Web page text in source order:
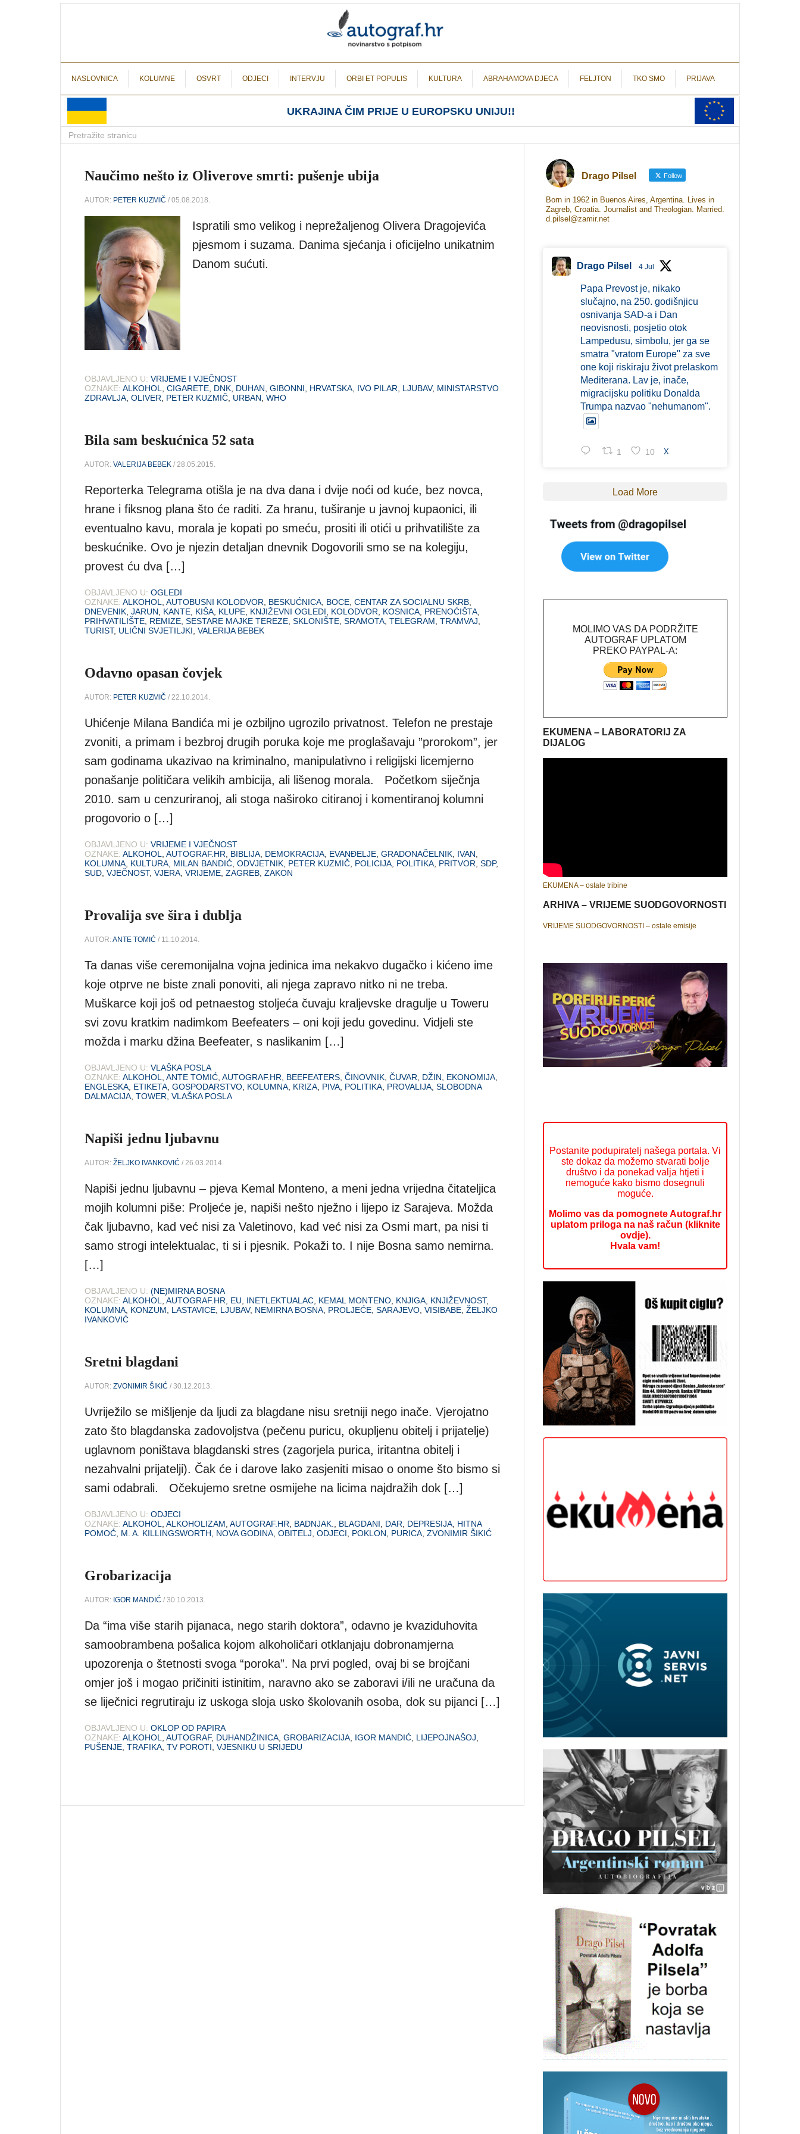
NASLOVNICA KOLUMNE OSVRT ODJECI INTERVJU ORBI ET POPULIS KULTURA ABRAHAMOVA DJECA FELJTON TKO SMO PRIJAVA
UKRAJINA ČIM PRIJE U EUROPSKU UNIJU!!
Naučimo nešto iz Oliverove smrti: pušenje ubija
AUTOR: PETER KUZMIČ / 05.08.2018.
Ispratili smo velikog i neprežaljenog Olivera Dragojevića
pjesmom i suzama. Danima sjećanja i oficijelno unikatnim
Danom sućuti.
OBJAVLJENO U: VRIJEME I VJEČNOST
OZNAKE: ALKOHOL, CIGARETE, DNK, DUHAN, GIBONNI, HRVATSKA, IVO PILAR, LJUBAV, MINISTARSTVO
ZDRAVLJA, OLIVER, PETER KUZMIČ, URBAN, WHO
Bila sam beskućnica 52 sata
AUTOR: VALERIJA BEBEK / 28.05.2015.
Reporterka Telegrama otišla je na dva dana i dvije noći od kuće, bez novca,
hrane i fiksnog plana što će raditi. Za hranu, tuširanje u javnoj kupaonici, ili
eventualno kavu, morala je kopati po smeću, prositi ili otići u prihvatilište za
beskućnike. Ovo je njezin detaljan dnevnik Dogovorili smo se na kolegiju,
provest ću dva […]
OBJAVLJENO U: OGLEDI
OZNAKE: ALKOHOL, AUTOBUSNI KOLODVOR, BESKUĆNICA, BOCE, CENTAR ZA SOCIALNU SKRB,
DNEVENIK, JARUN, KANTE, KIŠA, KLUPE, KNJIŽEVNI OGLEDI, KOLODVOR, KOSNICA, PRENOĆIŠTA,
PRIHVATILIŠTE, REMIZE, SESTARE MAJKE TEREZE, SKLONIŠTE, SRAMOTA, TELEGRAM, TRAMVAJ,
TURIST, ULIČNI SVJETILJKI, VALERIJA BEBEK
Odavno opasan čovjek
AUTOR: PETER KUZMIČ / 22.10.2014.
Uhićenje Milana Bandića mi je ozbiljno ugrozilo privatnost. Telefon ne prestaje
zvoniti, a primam i bezbroj drugih poruka koje me proglašavaju ”prorokom”, jer
sam godinama ukazivao na kriminalno, manipulativno i religijski licemjerno
ponašanje političara velikih ambicija, ali lišenog morala. Početkom siječnja
2010. sam u cenzuriranoj, ali stoga naširoko citiranoj i komentiranoj kolumni
progovorio o […]
OBJAVLJENO U: VRIJEME I VJEČNOST
OZNAKE: ALKOHOL AUTOGRAF.HR BIBLIJA DEMOKRACIJA EVANĐELJE GRADONAČELNIK IVAN
KOLUMNA KULTURA MILAN BANDIĆ ODVJETNIK PETER KUZMIČ POLICIJA POLITIKA PRITVOR SDP,
SUD VJEČNOST, VJERA VRIJEME ZAGREB ZAKON
Provalija sve šira i dublja
AUTOR:ANTE TOMIĆ / 11.10.2014.
Ta danas više ceremonijalna vojna jedinica ima nekakvo dugačko i kićeno ime
koje otprve ne biste znali ponoviti, ali njega zapravo nitko ni ne treba.
Muškarce koji još od petnaestog stoljeća čuvaju kraljevske dragulje u Toweru
svi zovu kratkim nadimkom Beefeaters – oni koji jedu govedinu. Vidjeli ste
možda i marku džina Beefeater, s naslikanim […]
OBJAVLJENO U: VLAŠKA POSLA
OZNAKE: ALKOHOL ANTE TOMIĆ AUTOGRAF.HR BEEFEATERS ČINOVNIK ČUVAR DŽIN EKONOMIJA
ENGLESKA ETIKETA GOSPODARSTVO KOLUMNA KRIZA PIVA POLITIKA PROVALIJA SLOBODNA
DALMACIJA TOWER VLAŠKA POSLA
Napiši jednu ljubavnu
AUTOR: ŽELJKO IVANKOVIĆ / 26.03.2014.
Napiši jednu ljubavnu – pjeva Kemal Monteno, a meni jedna vrijedna čitateljica
mojih kolumni piše: Proljeće je, napiši nešto nježno i lijepo iz Sarajeva. Možda
čak ljubavno, kad već nisi za Valetinovo, kad već nisi za Osmi mart, pa nisi ti
samo strogi intelektualac, ti si i pjesnik. Pokaži to. I nije Bosna samo nemirna.
[…]
OBJAVLJENO U: (NE)MIRNA BOSNA
OZNAKE: ALKOHOL AUTOGRAF.HR EU INETLEKTUALAC KEMAL MONTENO KNJIGA KNJIŽEVNOST,
KOLUMNA KONZUM LASTAVICE LJUBAV, NEMIRNA BOSNA PROLJEĆE SARAJEVO VISIBABE ŽELJKO
IVANKOVIĆ
Sretni blagdani
AUTOR: ZVONIMIR ŠIKIĆ / 30.12.2013.
Uvriježilo se mišljenje da ljudi za blagdane nisu sretniji nego inače. Vjerojatno
zato što blagdanska zadovoljstva (pečenu puricu, okupljenu obitelj i prijatelje)
uglavnom poništava blagdanski stres (zagorjela purica, iritantna obitelj i
nezahvalni prijatelji). Čak će i darove lako zasjeniti misao o onome što bismo si
sami odabrali. Očekujemo sretne osmijehe na licima najdražih dok […]
OBJAVLJENO U: ODJECI
OZNAKE: ALKOHOL ALKOHOLIZAM AUTOGRAF.HR BADNJAK. BLAGDANI DAR DEPRESIJA HITNA
POMOĆ M. A. KILLINGSWORTH NOVA GODINA OBITELJ ODJECI POKLON PURICA ZVONIMIR ŠIKIĆ
Grobarizacija
AUTOR: IGOR MANDIĆ / 30.10.2013.
Da “ima više starih pijanaca, nego starih doktora”, odavno je kvaziduhovita
samoobrambena pošalica kojom alkoholičari otklanjaju dobronamjerna
upozorenja o štetnosti svoga “poroka”. Na prvi pogled, ovaj bi se brojčani
omjer još i mogao pričiniti istinitim, naravno ako se zaboravi i/ili ne uračuna da
se liječnici regrutiraju iz uskoga sloja usko školovanih osoba, dok su pijanci […]
OBJAVLJENO U: OKLOP OD PAPIRA
OZNAKE: ALKOHOL AUTOGRAF, DUHANDŽINICA GROBARIZACIJA IGOR MANDIĆ LIJEPOJNAŠOJ
PUŠENJE TRAFIKA TV POROTI VJESNIKU U SRIJEDU
Drago Pilsel Follow
Born in 1962 in Buenos Aires, Argentina. Lives in
Zagreb, Croatia. Journalist and Theologian. Married.
d.pilsel@zamir.net
Drago Pilsel 4 Jul
Papa Prevost je, nikako
slučajno, na 250. godišnjicu
osnivanja SAD-a i Dan
neovisnosti, posjetio otok
Lampedusu, simbolu, jer ga se
smatra "vratom Europe" za sve
one koji riskiraju život prelaskom
Mediterana. Lav je, inače,
migracijsku politiku Donalda
Trumpa nazvao "nehumanom".
1 10 X
Load More
MOLIMO VAS DA PODRŽITE
AUTOGRAF UPLATOM
PREKO PAYPAL-A:
EKUMENA – LABORATORIJ ZA
DIJALOG
EKUMENA – ostale tribine
ARHIVA – VRIJEME SUODGOVORNOSTI
VRIJEME SUODGOVORNOSTI – ostale emisije
Postanite podupiratelj našega portala. Vi
ste dokaz da možemo stvarati bolje
društvo i da ponekad valja htjeti i
nemoguće kako bismo dosegnuli
moguće.
Molimo vas da pomognete Autograf.hr
uplatom priloga na naš račun (kliknite
ovdje).
Hvala vam!